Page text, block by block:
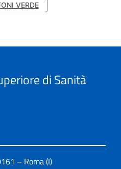
VERDE
di Sanità
– Roma (I)